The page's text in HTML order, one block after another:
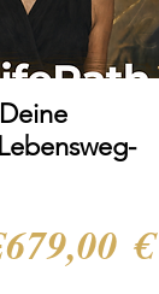
Sale-Preis
679,00 €